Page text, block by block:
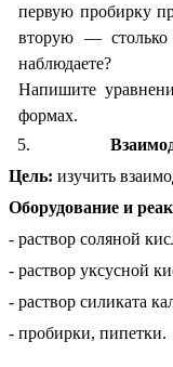
первую пробирку
вторую — столько
наблюдаете?
Напишите
формах.
Цель: изучить
Оборудование и
- раствор соляной
- раствор уксусной
- раствор силиката
- пробирки, пипетки.